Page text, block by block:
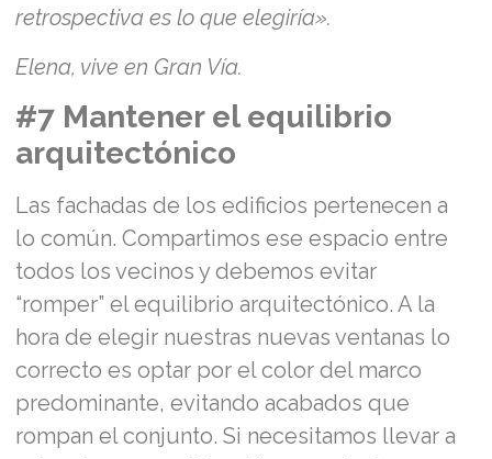
retrospectiva es lo que elegiría».
Elena, vive en Gran Vía.
#7 Mantener el equilibrio
arquitectónico
Las fachadas de los edificios pertenecen a
lo común. Compartimos ese espacio entre
todos los vecinos y debemos evitar
“romper” el equilibrio arquitectónico. A la
hora de elegir nuestras nuevas ventanas lo
correcto es optar por el color del marco
predominante, evitando acabados que
rompan el conjunto. Si necesitamos llevar a